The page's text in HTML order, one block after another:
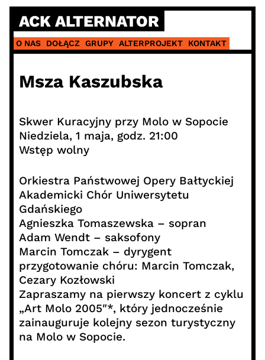
Skip
content
ACK ALTERNATOR
O NAS DOŁĄCZ GRUPY ALTERPROJEKT KONTAKT
Msza Kaszubska
Skwer Kuracyjny przy Molo w Sopocie
Niedziela, 1 maja, godz. 21:00
Wstęp wolny
Orkiestra Państwowej Opery Bałtyckiej
Akademicki Chór Uniwersytetu
Gdańskiego
Agnieszka Tomaszewska – sopran
Adam Wendt – saksofony
Marcin Tomczak – dyrygent
przygotowanie chóru: Marcin Tomczak,
Cezary Kozłowski
Zapraszamy na pierwszy koncert z cyklu
„Art Molo 2005″*, który jednocześnie
zainauguruje kolejny sezon turystyczny
na Molo w Sopocie.